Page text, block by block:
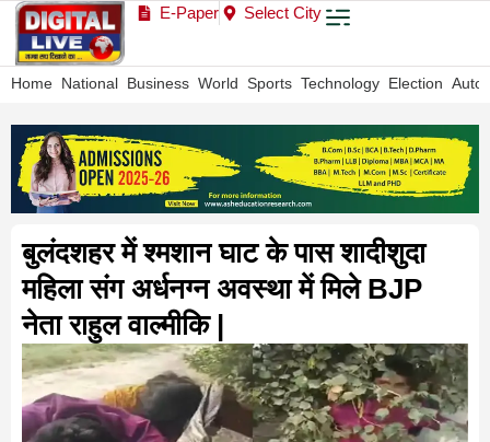
E-Paper Select City
Home National Business World Sports Technology Election Auto
बुलंदशहर में श्मशान घाट के पास शादीशुदा
महिला संग अर्धनग्न अवस्था में मिले BJP
नेता राहुल वाल्मीकि |